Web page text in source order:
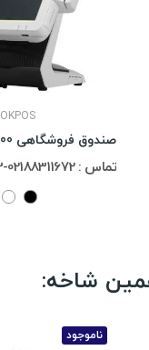
OKPOS
صندوق فروشگاهی OKPOS Z-1500
تماس : 02188311672-02188491013
ناموجود